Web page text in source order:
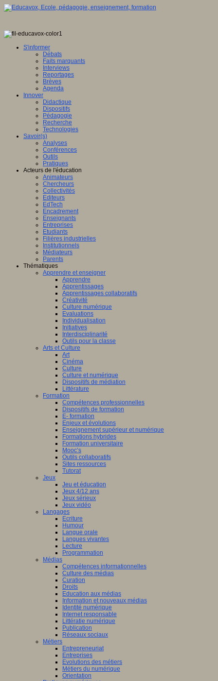
S'informer
Débats
Faits marquants
Interviews
Reportages
Brèves
Agenda
Innover
Didactique
Dispositifs
Pédagogie
Recherche
Technologies
Savoir(s)
Analyses
Conférences
Outils
Pratiques
Acteurs de l'éducation
Animateurs
Chercheurs
Collectivités
Editeurs
EdTech
Encadrement
Enseignants
Entreprises
Etudiants
Filières industrielles
Institutionnels
Médiateurs
Parents
Thématiques
Apprendre et enseigner
Apprendre
Apprentissages
Apprentissages collaboratifs
Créativité
Culture numérique
Evaluations
Individualisation
Initiatives
Interdisciplinarité
Outils pour la classe
Arts et Culture
Art
Cinéma
Culture
Culture et numérique
Dispositifs de médiation
Littérature
Formation
Compétences professionnelles
Dispositifs de formation
E- formation
Enjeux et évolutions
Enseignement supérieur et numérique
Formations hybrides
Formation universitaire
Mooc’s
Outils collaboratifs
Sites ressources
Tutorat
Jeux
Jeu et éducation
Jeux 4/12 ans
Jeux sérieux
Jeux vidéo
Langages
Ecriture
Humour
Langue orale
Langues vivantes
Lecture
Programmation
Médias
Compétences informationnelles
Culture des médias
Curation
Droits
Education aux médias
Information et nouveaux médias
Identité numérique
Internet responsable
Littératie numérique
Publication
Réseaux sociaux
Métiers
Entrepreneuriat
Entreprises
Evolutions des métiers
Métiers du numérique
Orientation